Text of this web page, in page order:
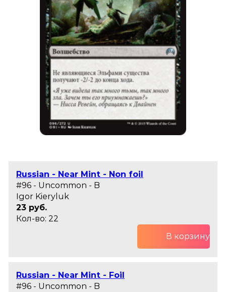
Russian - Near Mint - Non foil
#96 - Uncommon - B
Igor Kieryluk
23 руб.
Кол-во: 22
В корзину
Russian - Near Mint - Foil
#96 - Uncommon - B